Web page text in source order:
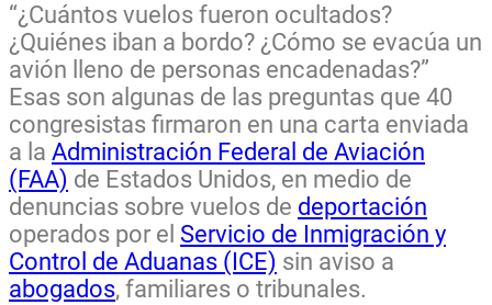
“¿Cuántos vuelos fueron ocultados?
¿Quiénes iban a bordo? ¿Cómo se evacúa un
avión lleno de personas encadenadas?”
Esas son algunas de las preguntas que 40
congresistas firmaron en una carta enviada
a la Administración Federal de Aviación
(FAA) de Estados Unidos, en medio de
denuncias sobre vuelos de deportación
operados por el Servicio de Inmigración y
Control de Aduanas (ICE) sin aviso a
abogados, familiares o tribunales.